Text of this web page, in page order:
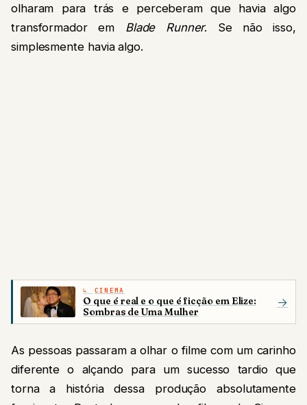
olharam para trás e perceberam que havia algo
transformador em Blade Runner. Se não isso,
simplesmente havia algo.
CINEMA
O que é real e o que é ficção em Elize:
Sombras de Uma Mulher
→
As pessoas passaram a olhar o filme com um carinho
diferente o alçando para um sucesso tardio que
torna a história dessa produção absolutamente